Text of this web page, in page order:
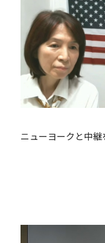
ニューヨークと中